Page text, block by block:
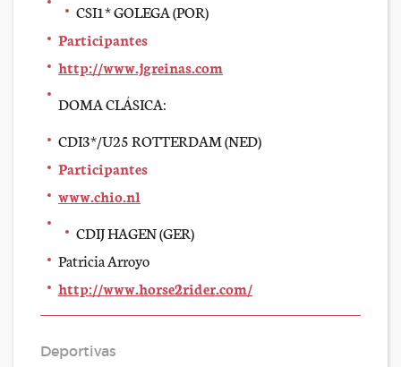
CSI1* GOLEGA (POR)
Participantes
http://www.jgreinas.com
DOMA CLÁSICA:
CDI3*/U25 ROTTERDAM (NED)
Participantes
www.chio.nl
CDIJ HAGEN (GER)
Patricia Arroyo
http://www.horse2rider.com/
Deportivas